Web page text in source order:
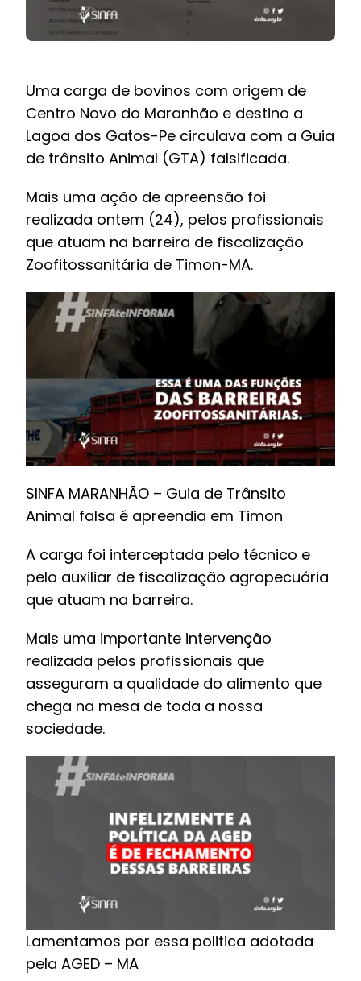
BARREIRAS
Uma carga de bovinos com origem de
Centro Novo do Maranhão e destino a
Lagoa dos Gatos-Pe circulava com a Guia
de trânsito Animal (GTA) falsificada.
Mais uma ação de apreensão foi
realizada ontem (24), pelos profissionais
que atuam na barreira de fiscalização
Zoofitossanitária de Timon-MA.
SINFA MARANHÃO – Guia de Trânsito
Animal falsa é apreendia em Timon
A carga foi interceptada pelo técnico e
pelo auxiliar de fiscalização agropecuária
que atuam na barreira.
Mais uma importante intervenção
realizada pelos profissionais que
asseguram a qualidade do alimento que
chega na mesa de toda a nossa
sociedade.
Lamentamos por essa politica adotada
pela AGED – MA